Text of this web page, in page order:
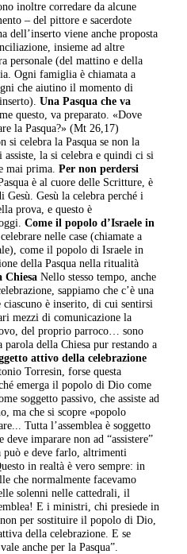
inoltre corredare da alcune
– del pittore e sacerdote
dell’inserto viene anche proposta
insieme ad altre
personale (del mattino e della
Ogni famiglia è chiamata a
che aiutino il momento di
Una Pasqua che va
questo, va preparato. «Dove
la Pasqua?» (Mt 26,17)
si celebra la Pasqua se non la
la si celebra e quindi ci si
mai prima.Per non perdersi
è al cuore delle Scritture, è
Gesù la celebra perché i
prova, e questo è
Come il popolo d’Israele in
nelle case (chiamate a
come il popolo di Israele in
della Pasqua nella ritualità
Chiesa Nello stesso tempo, anche
sappiamo che c’è una
è inserito, di cui sentirsi
mezzi di comunicazione la
del proprio parroco… sono
della Chiesa pur restando a
attivo della celebrazione
Torresin, forse questa
emerga il popolo di Dio come
soggetto passivo, che assiste ad
ma che si scopre «popolo
Tutta l’assemblea è soggetto
imparare non ad “assistere”
può e deve farlo, altrimenti
in realtà è vero sempre: in
che normalmente facevamo
solenni nelle cattedrali, il
E i ministri, chi presiede in
per sostituire il popolo di Dio,
della celebrazione. E se
anche per la Pasqua”.